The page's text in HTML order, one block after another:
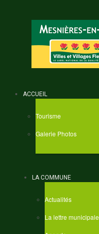
ACCUEIL
Tourisme
Galerie Photos
LA COMMUNE
Actualités
La lettre municipale